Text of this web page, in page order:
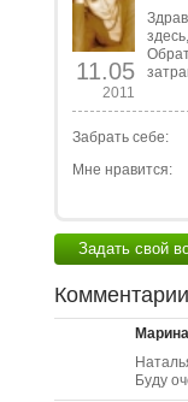
11.05
2011
Забрать себе:
Мне нравится:
Задать свой
Комментарии
Марина
Буду